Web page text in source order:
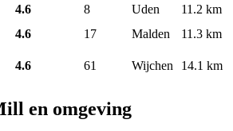
4.6 8 Uden
11.2 km
4.6 17 Malden 11.3 km
4.6 61 Wijchen 14.1 km
en omgeving